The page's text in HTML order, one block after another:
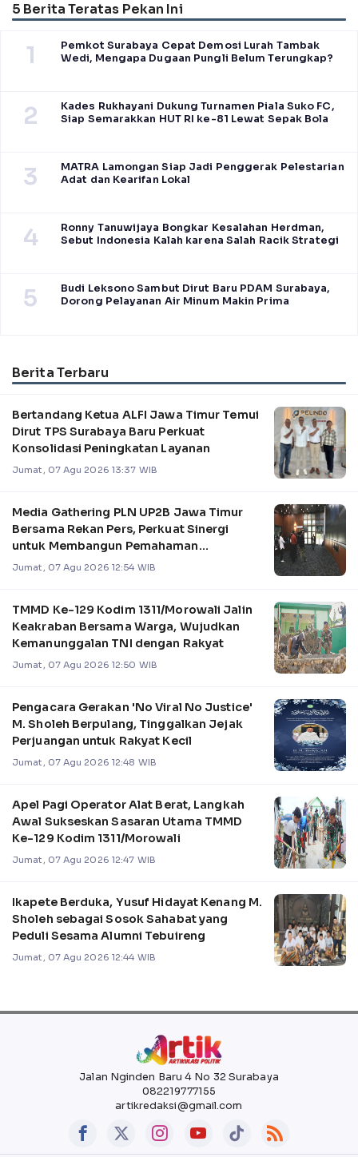
5 Berita Teratas Pekan Ini
1
Pemkot Surabaya Cepat Demosi Lurah Tambak
Wedi, Mengapa Dugaan Pungli Belum Terungkap?
2
Kades Rukhayani Dukung Turnamen Piala Suko FC,
Siap Semarakkan HUT RI ke-81 Lewat Sepak Bola
3
MATRA Lamongan Siap Jadi Penggerak Pelestarian
Adat dan Kearifan Lokal
4
Ronny Tanuwijaya Bongkar Kesalahan Herdman,
Sebut Indonesia Kalah karena Salah Racik Strategi
5
Budi Leksono Sambut Dirut Baru PDAM Surabaya,
Dorong Pelayanan Air Minum Makin Prima
Berita Terbaru
Bertandang Ketua ALFI Jawa Timur Temui
Dirut TPS Surabaya Baru Perkuat
Konsolidasi Peningkatan Layanan
Jumat, 07 Agu 2026 13:37 WIB
Media Gathering PLN UP2B Jawa Timur
Bersama Rekan Pers, Perkuat Sinergi
untuk Membangun Pemahaman
Pengelolaan Sistem Kel
Jumat, 07 Agu 2026 12:54 WIB
TMMD Ke-129 Kodim 1311/Morowali Jalin
Keakraban Bersama Warga, Wujudkan
Kemanunggalan TNI dengan Rakyat
Jumat, 07 Agu 2026 12:50 WIB
Pengacara Gerakan 'No Viral No Justice'
M. Sholeh Berpulang, Tinggalkan Jejak
Perjuangan untuk Rakyat Kecil
Jumat, 07 Agu 2026 12:48 WIB
Apel Pagi Operator Alat Berat, Langkah
Awal Sukseskan Sasaran Utama TMMD
Ke-129 Kodim 1311/Morowali
Jumat, 07 Agu 2026 12:47 WIB
Ikapete Berduka, Yusuf Hidayat Kenang M.
Sholeh sebagai Sosok Sahabat yang
Peduli Sesama Alumni Tebuireng
Jumat, 07 Agu 2026 12:44 WIB
Jalan Nginden Baru 4 No 32 Surabaya
082219777155
artikredaksi@gmail.com